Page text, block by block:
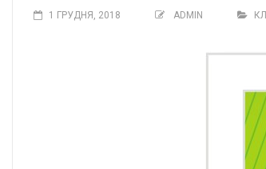
1 ГРУДНЯ, 2018 ADMIN